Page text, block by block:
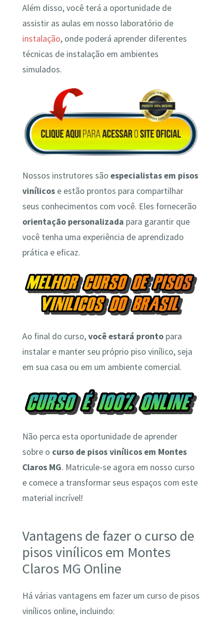
Além disso, você terá a oportunidade de
assistir as aulas em nosso laboratório de
instalação, onde poderá aprender diferentes
técnicas de instalação em ambientes
simulados.
Nossos instrutores são especialistas em pisos
vinílicose estão prontos para compartilhar
seus conhecimentos com você. Eles fornecerão
orientação personalizada para garantir que
você tenha uma experiência de aprendizado
prática e eficaz.
Ao final do curso,você estará prontopara
instalar e manter seu próprio piso vinílico, seja
em sua casa ou em um ambiente comercial.
Não perca esta oportunidade de aprender
sobre o curso de pisos vinílicos em Montes
Claros MG. Matricule-se agora em nosso curso
e comece a transformar seus espaços com este
material incrível!
Vantagens de fazer o curso de
pisos vinílicos em Montes
Claros MG Online
Há várias vantagens em fazer um curso de pisos
vinílicos online, incluindo: